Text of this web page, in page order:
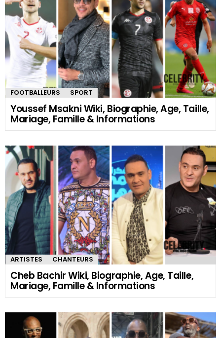
FOOTBALLEURS SPORT
Youssef Msakni Wiki, Biographie, Age, Taille,
Mariage, Famille & Informations
ARTISTES CHANTEURS
Cheb Bachir Wiki, Biographie, Age, Taille,
Mariage, Famille & Informations